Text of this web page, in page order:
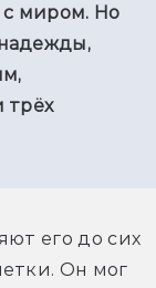
с миром. Но
трёх
его до сих
Он мог